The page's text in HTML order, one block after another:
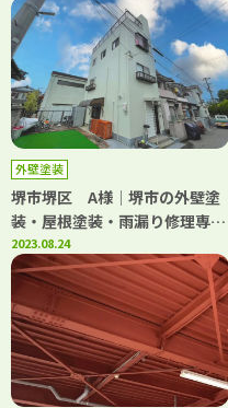
外壁塗装
堺市堺区 A様│堺市の外壁塗
装・屋根塗装・雨漏り修理専門
店 千成工務店
2023.08.24